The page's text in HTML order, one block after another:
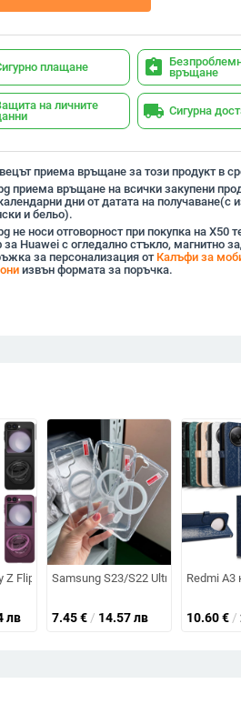
плащане assignment_return връщане
на личните
local_shipping Сигурна
приема връщане за този продукт в
приема връщане на всички закупени
дни от датата на получаване(с
и бельо).
не носи отговорност при покупка на X50
за Huawei с огледално стъкло, магнитно
за персонализация от Калъфи за
извън формата за поръчка.
на падане
iPhone 15, 20/18W
и стойка за iPhone
Z Flip6 PC калъф с 360° въртяща се
лв
Samsung S23/S22 Ultra MagSafe
7.45€ / 14.57 лв
Redmi
10.60€ /